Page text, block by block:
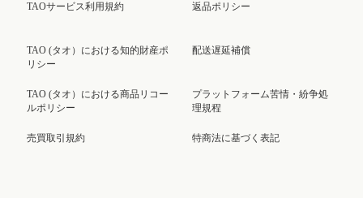
TAOサービス利用規約
TAO (タオ）における知的財産ポ
リシー
TAO (タオ）における商品リコー
ルポリシー
売買取引規約
返品ポリシー
配送遅延補償
プラットフォーム苦情・紛争処
理規程
特商法に基づく表記